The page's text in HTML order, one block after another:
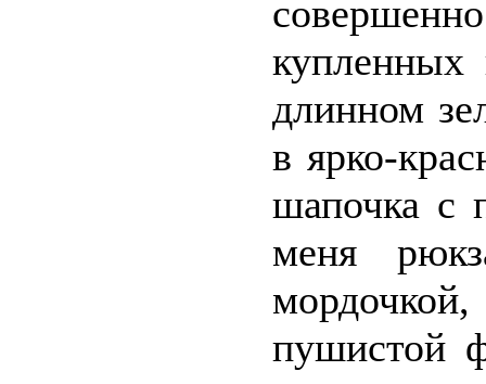
длинном
в ярко-
шапочка с
меня
пушистой